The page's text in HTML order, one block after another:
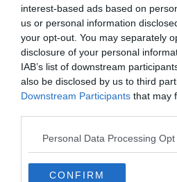
interest-based ads based on
us or personal information
your opt-out. You may separately
disclosure of your personal
IAB’s list of downstream
also be disclosed by us to third
Downstream Participants that may
Personal Data Processing
CONFIRM
Video